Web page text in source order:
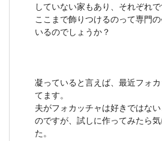
していない家もあり、それぞれで
ここまで飾りつけるのって専門
いるのでしょうか？
凝っていると言えば、最近フォ
てます。
夫がフォカッチャは好きではな
のですが、試しに作ってみたら
た。